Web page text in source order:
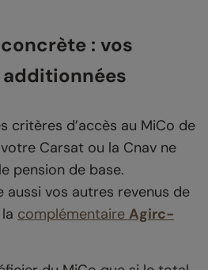
: vos
critères d’accès au MiCo de
Carsat ou la Cnav ne
pension de base.
aussi vos autres revenus de
complémentaire Agirc-